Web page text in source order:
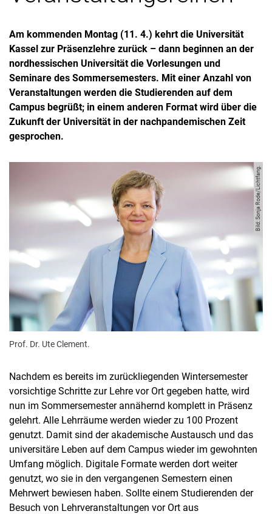
Am kommenden Montag (11. 4.) kehrt die Universität
Kassel zur Präsenzlehre zurück – dann beginnen an der
nordhessischen Universität die Vorlesungen und
Seminare des Sommersemesters. Mit einer Anzahl von
Veranstaltungen werden die Studierenden auf dem
Campus begrüßt; in einem anderen Format wird über die
Zukunft der Universität in der nachpandemischen Zeit
gesprochen.
Bild: Sonja Rode/Lichtfang.
Prof. Dr. Ute Clement.
Nachdem es bereits im zurückliegenden Wintersemester
vorsichtige Schritte zur Lehre vor Ort gegeben hatte, wird
nun im Sommersemester annähernd komplett in Präsenz
gelehrt. Alle Lehrräume werden wieder zu 100 Prozent
genutzt. Damit sind der akademische Austausch und das
universitäre Leben auf dem Campus wieder im gewohnten
Umfang möglich. Digitale Formate werden dort weiter
genutzt, wo sie in den vergangenen Semestern einen
Mehrwert bewiesen haben. Sollte einem Studierenden der
Besuch von Lehrveranstaltungen vor Ort aus